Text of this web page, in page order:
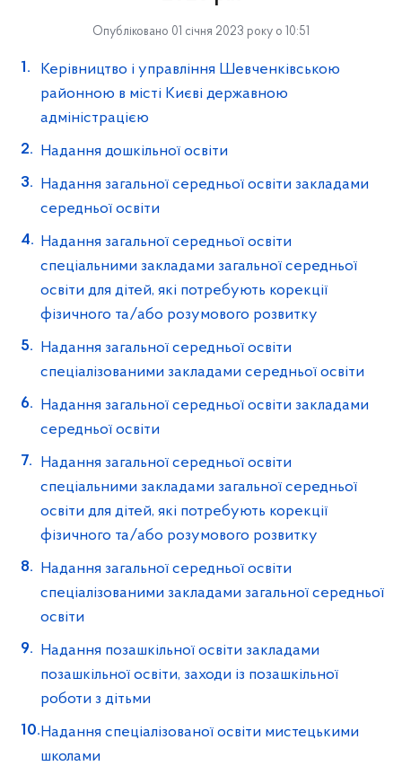
Опубліковано 01 січня 2023 року о 10:51
Керівництво і управління Шевченківською
районною в місті Києві державною
адміністрацією
Надання дошкільної освіти
Надання загальної середньої освіти закладами
середньої освіти
Надання загальної середньої освіти
спеціальними закладами загальної середньої
освіти для дітей, які потребують корекції
фізичного та/або розумового розвитку
Надання загальної середньої освіти
спеціалізованими закладами середньої освіти
Надання загальної середньої освіти закладами
середньої освіти
Надання загальної середньої освіти
спеціальними закладами загальної середньої
освіти для дітей, які потребують корекції
фізичного та/або розумового розвитку
Надання загальної середньої освіти
спеціалізованими закладами загальної середньої
освіти
Надання позашкільної освіти закладами
позашкільної освіти, заходи із позашкільної
роботи з дітьми
Надання спеціалізованої освіти мистецькими
школами